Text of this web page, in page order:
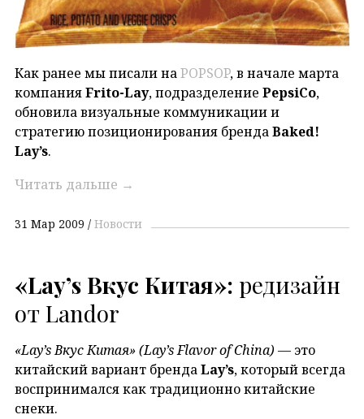
Как ранее мы писали наPOPSOP, в начале марта
компанияFrito-Lay, подразделение PepsiCo,
обновила визуальные коммуникации и
стратегию позиционирования брендаBaked!
Lay’s.
Читать дальше →
31 Мар 2009 Новости
«Lay’s Вкус Китая»: редизайн
от Landor
«Lay’s Вкус Китая» (Lay’s Flavor of China) — это
китайский вариант брендаLay’s, который всегда
воспринимался как традиционно китайские
снеки.